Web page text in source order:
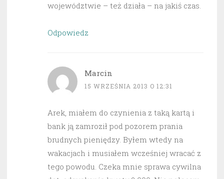
województwie – też działa – na jakiś czas.
Odpowiedz
Marcin
15 WRZEŚNIA 2013 O 12:31
Arek, miałem do czynienia z taką kartą i
bank ją zamroził pod pozorem prania
brudnych pieniędzy. Byłem wtedy na
wakacjach i musiałem wcześniej wracać z
tego powodu. Czeka mnie sprawa cywilna